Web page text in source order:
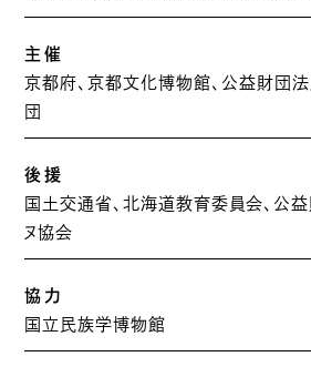
主催
京都府、京都文化博物館、公益財団
団
後援
国土交通省、北海道教育委員会、公
ヌ協会
協力
国立民族学博物館